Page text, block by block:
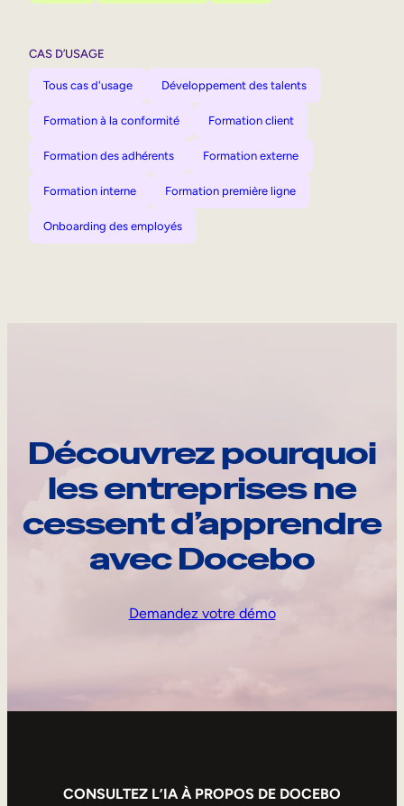
CAS D’USAGE
Tous cas d'usage Développement des talents
Formation à la conformité Formation client
Formation des adhérents Formation externe
Formation interne Formation première ligne
Onboarding des employés
Découvrez pourquoi
les entreprises ne
cessent d’apprendre
avec Docebo
Demandez votre démo
CONSULTEZ L’IA À PROPOS DE DOCEBO